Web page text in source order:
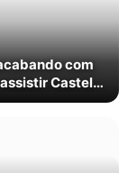
com
Castelo